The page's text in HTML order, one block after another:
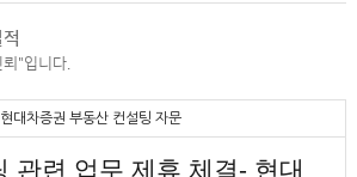
"입니다.
대차증권 부동산 컨설팅 자문
관련 업무 제휴 체결- 현대